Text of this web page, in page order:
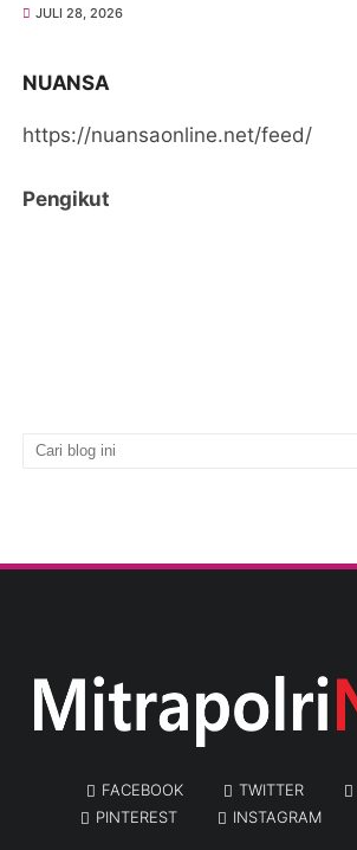
JULI 28, 2026
NUANSA
https://nuansaonline.net/feed/
Pengikut
FACEBOOK TWITTER
PINTEREST
INSTAGRAM